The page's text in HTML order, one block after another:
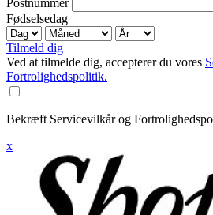
Postnummer
Fødselsedag
Tilmeld dig
Ved at tilmelde dig, accepterer du vores
Fortrolighedspolitik.
Bekræft Servicevilkår og
x